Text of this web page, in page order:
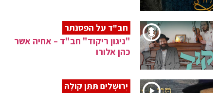
חב"ד על הפסנתר
"ניגון ריקוד" חב"ד – אחיה אשר
כהן אלורו
יְרוּשָׁלַיִם תִּתֵּן קוֹלָהּ